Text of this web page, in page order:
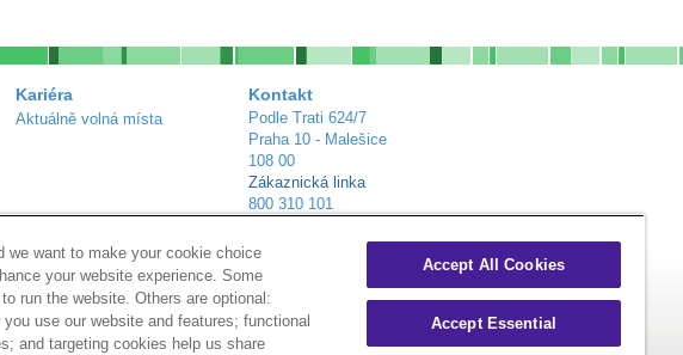
Kariéra
Aktuálně volná místa
Kontakt
Podle Trati 624/7
Praha 10 - Malešice
108 00
Zákaznická linka
800 310 101
+ Distribuční centra
we want to make your cookie choice
your website experience. Some
run the website. Others are optional:
use our website and features; functional
and targeting cookies help us share
Accept All Cookies
Accept Essential